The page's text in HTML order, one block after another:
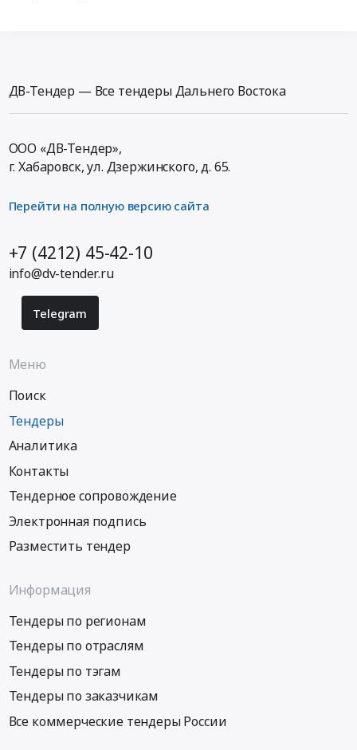
ДВ-Тендер — Все тендеры Дальнего Востока
ООО «ДВ-Тендер»,
г. Хабаровск,ул. Дзержинского, д. 65.
Перейти на полную версию сайта
+7 (4212) 45-42-10
info@dv-tender.ru
Telegram
Меню
Поиск
Тендеры
Аналитика
Контакты
Тендерное сопровождение
Электронная подпись
Разместить тендер
Информация
Тендеры по регионам
Тендеры по отраслям
Тендеры по тэгам
Тендеры по заказчикам
Все коммерческие тендеры России